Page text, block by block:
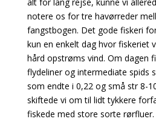
notere os for tre havørreder
fangstbogen. Det gode fiskeri
kun en enkelt dag hvor fiskeriet
hård opstrøms vind. Om dagen
flydeliner og intermediate spids
som endte i 0,22 og små str 8-
skiftede vi om til lidt tykkere
fiskede med store sorte rørfluer.